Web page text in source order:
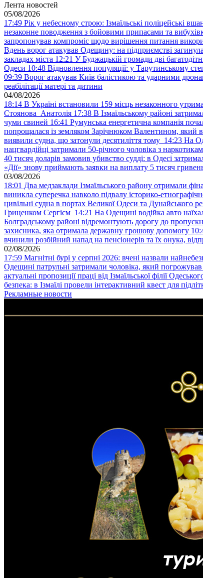
Лента новостей
05/08/2026
17:49 Рік у небесному строю: Ізмаїльські поліцейські
незаконне поводження з бойовими припасами та
запропонував компроміс щодо вирішення питання
Вдень ворог атакував Одещину: на підприємстві
закладах міста 12:21 У Буджацькій громади дві
Одеси 10:48 Відновлення популяції: у Тарутинському
09:39 Ворог атакував Київ балістикою та ударними
реабілітації матері та дитини
04/08/2026
18:14 В Україні встановили 159 місць незаконного
Стоянова Анатолія 17:38 В Ізмаїльському районі
чуми свиней 16:41 Румунська енергетична компанія
попрощалася із земляком Зарічнюком Валентином, який
виявили судна, що затонули десятиліття тому 14:23 На
нацгвардійці затримали 50-річного чоловіка з
40 тисяч доларів замовив убивство судді: в Одесі
«Дії» знову приймають заявки на виплату 5 тисяч
03/08/2026
18:01 Два медзаклади Ізмаїльського району отримали
виникла суперечка навколо підвалу історико-
цивільні судна в портах Великої Одеси та Дунайського
Гриценком Сергієм 14:21 На Одещині водійка авто
Болградському районі відремонтують дорогу до
захисника, яка отримала державну грошову допомогу
вчинили розбійний напад на пенсіонерів та їх онука,
02/08/2026
17:59 Магнітні бурі у серпні 2026: вчені назвали
Одещині патрульні затримали чоловіка, який
актуальні пропозиції праці від Ізмаїльської філії
безпека: в Ізмаїлі провели інтерактивний квест для
Рекламные новости